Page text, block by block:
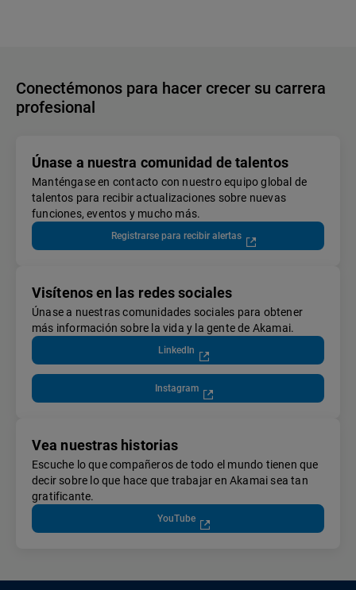
Conectémonos para hacer crecer su carrera
profesional
Únase a nuestra comunidad de talentos
Manténgase en contacto con nuestro equipo global de
talentos para recibir actualizaciones sobre nuevas
funciones, eventos y mucho más.
Registrarse para recibir alertas
Visítenos en las redes sociales
Únase a nuestras comunidades sociales para obtener
más información sobre la vida y la gente de Akamai.
LinkedIn
Instagram
Vea nuestras historias
Escuche lo que compañeros de todo el mundo tienen que
decir sobre lo que hace que trabajar en Akamai sea tan
gratificante.
YouTube